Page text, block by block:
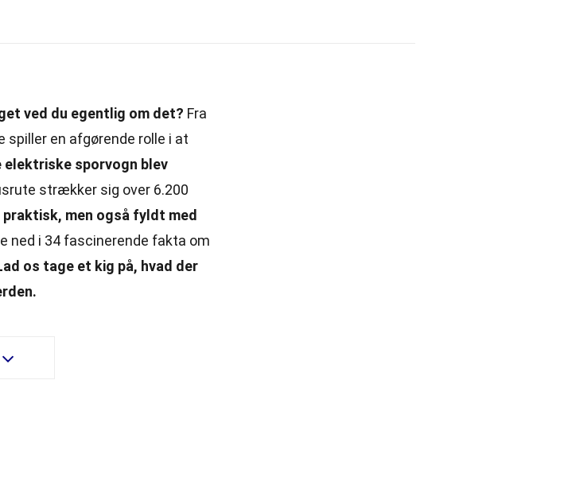
ved du egentlig om det? Fra
en afgørende rolle i at
sporvogn blev
strækker sig over 6.200
men også fyldt med
ned i 34 fascinerende fakta om
os tage et kig på, hvad der